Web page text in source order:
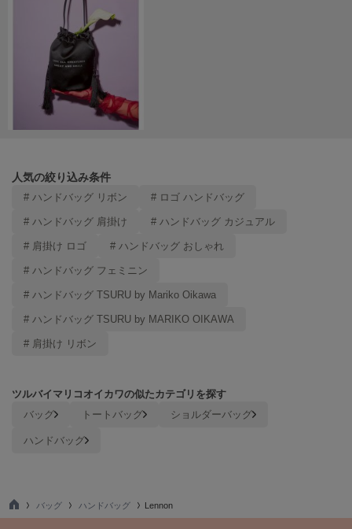
LILY BROWN
リリーブラウン
LILY BROWN Lingerie
リリーブラウンランジェリー
LITTLE UNION TOKYO
リトルユニオン トウキョウ
メイドオブオーガニクス
ミチュ コケット
ミースロエ
miies miim
ミーエスミーム
Mila Owen
MOIGE
MUCHA
ミュシャ
NEW Balance
ニューバランス
人気の絞り込み条件
# ハンドバッグ リボン # ロゴ ハンドバッグ
# ハンドバッグ 肩掛け # ハンドバッグ カジュアル
# 肩掛け ロゴ # ハンドバッグ おしゃれ
# ハンドバッグ フェミニン
# ハンドバッグ TSURU by Mariko Oikawa
# ハンドバッグ TSURU by MARIKO OIKAWA
# 肩掛け リボン
ツルバイマリコオイカワの似たカテゴリを探す
バッグ トートバッグ
ショルダーバッグ
ハンドバッグ
TO
バッグ ハンドバッグ Lennon